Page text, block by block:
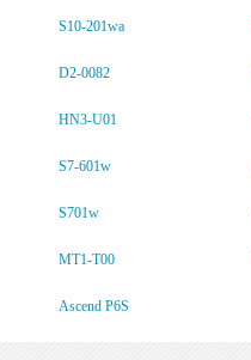
S10-201wa
D2-0082
HN3-U01
S7-601w
S701w
MT1-T00
Ascend P6S